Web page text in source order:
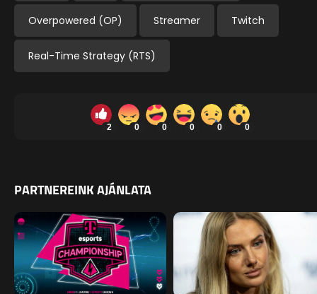
Overpowered (OP) Streamer Twitch
Real-Time Strategy (RTS)
2 0 0 0 0 0
PARTNEREINK AJÁNLATA